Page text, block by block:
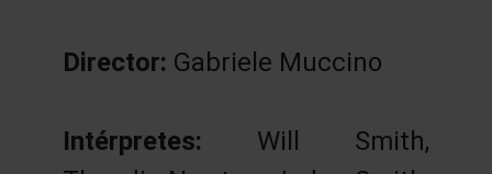
Director: Gabriele Muccino
Intérpretes: Will Smith,